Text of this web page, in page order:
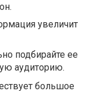
увеличит
подбирайте ее
аудиторию.
большое